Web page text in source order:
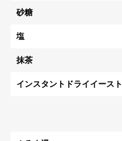
砂糖
塩
抹茶
インスタントドライイースト